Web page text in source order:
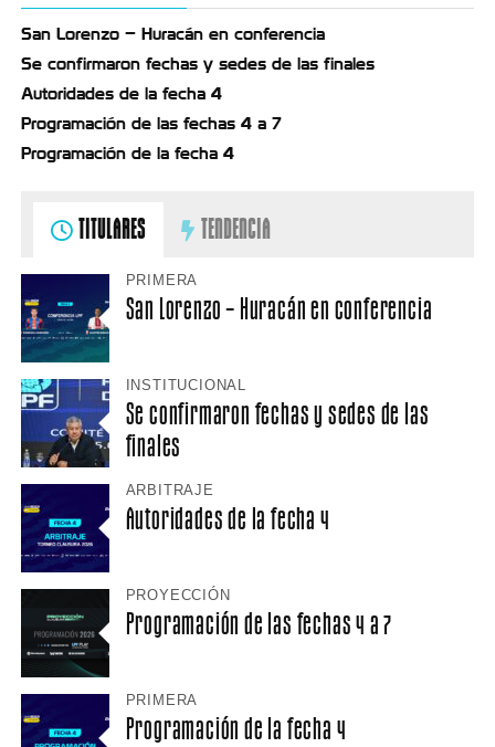
San Lorenzo – Huracán en conferencia
Se confirmaron fechas y sedes de las finales
Autoridades de la fecha 4
Programación de las fechas 4 a 7
Programación de la fecha 4
TITULARES TENDENCIA
PRIMERA
San Lorenzo – Huracán en conferencia
INSTITUCIONAL
Se confirmaron fechas y sedes de las
finales
ARBITRAJE
Autoridades de la fecha 4
PROYECCIÓN
Programación de las fechas 4 a 7
PRIMERA
Programación de la fecha 4